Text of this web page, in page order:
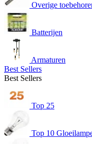
Overige
Batterijen
Armaturen
Best Sellers
Best Sellers
Top 25
Top 10